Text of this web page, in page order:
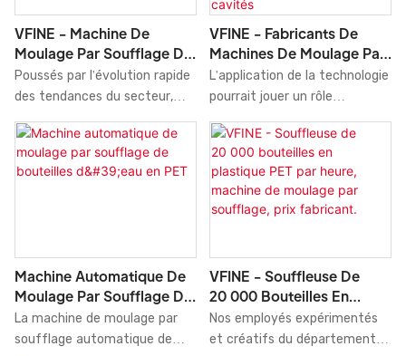
VFINE - Machine De
Moulage Par Soufflage De
Conteneurs De Bouteilles
En Plastique PET De 15
Fabrication De Machines
En Chine
Poussés par l'évolution rapide
des tendances du secteur,
amélioré nos technologies de
fabrication. Grâce à ces
propriétés éprouvées, notre
(15 000 bph) de haute qualité,
fabriquée en Chine, joue un
rôle important dans le secteur
des machines de moulage par
soufflage.
VFINE - Fabricants De
Machines De Moulage Par
Soufflage De Préformes
De Bouteilles D'eau En
Automatique, Moules À 4
Et 6 Cavités
L'application de la technologie
pourrait jouer un rôle
détermination des
performances physiques et
chimiques des machines de
fabrication de préformes de
bouteilles d'eau en PET
par soufflage (fabricants :
mouleuses à 4 ou 6 cavités,
prix de vente : usine
entièrement automatisée
servo-commandée). Dans des
Machine Automatique De
Moulage Par Soufflage De
Bouteilles D'eau En PET
La machine de moulage par
soufflage automatique de
VFINE - Souffleuse De
20 000 Bouteilles En
Plastique PET Par Heure,
Machine De Moulage Par
Nos employés expérimentés
et créatifs du département